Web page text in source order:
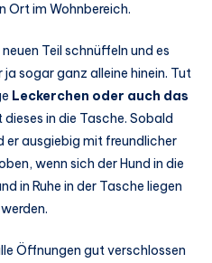
Ort im Wohnbereich.
Teil schnüffeln und es
sogar ganz alleine hinein. Tut
Leckerchen oder auch das
dieses in die Tasche. Sobald
er ausgiebig mit freundlicher
wenn sich der Hund in die
in Ruhe in der Tasche liegen
Öffnungen gut verschlossen